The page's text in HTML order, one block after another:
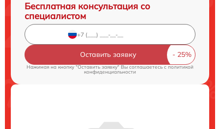
Бесплатная консультация со
специалистом
Оставить заявку
Нажимая на кнопку "Оставить заявку" Вы соглашаетесь cполитикой
конфиденциальности